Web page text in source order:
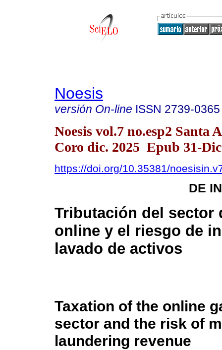
Noesis
versión On-line ISSN 2739-0365
Noesis vol.7 no.esp2 Santa
Coro dic. 2025 Epub 31-
https://doi.org/10.35381/
DE
Tributación del sector
online y el riesgo de
lavado de activos
Taxation of the online
sector and the risk of
laundering revenue